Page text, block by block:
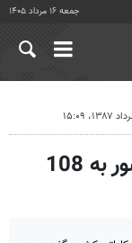
جمعه ۱۶ مرداد ۱۴۰۵
تعداد مدالهای زنان کاراته کار کشور به 108